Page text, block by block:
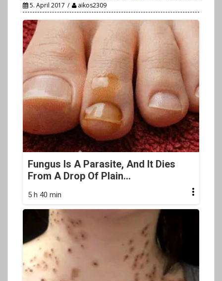
5. April 2017 aikos2309
Fungus Is A Parasite, And It Dies
From A Drop Of Plain...
5 h 40 min